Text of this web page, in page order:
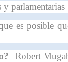
y parlamentarias
es posible
Robert